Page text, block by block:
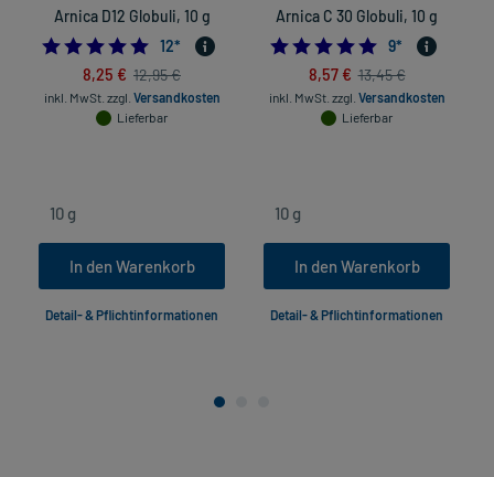
Arnica D12 Globuli, 10 g
5.0
12*
8,25 € 12,95 €
inkl. MwSt. zzgl. Versandkosten
Lieferbar
In den Warenkorb
Detail- & Pflichtinformationen
Arnica C 30 Globuli, 10 g
9*
8,57 € 13,45 €
inkl. MwSt. zzgl. Versandkosten
Lieferbar
In den Warenkorb
Detail- & Pflichtinformationen